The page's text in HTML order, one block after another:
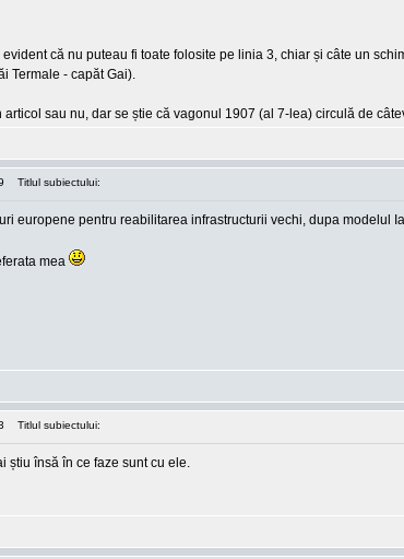
că nu puteau fi toate folosite pe linia 3, chiar și câte un
Termale - capăt Gai).
articol sau nu, dar se știe că vagonul 1907 (al 7-lea) circulă de
Titlul subiectului:
europene pentru reabilitarea infrastructurii vechi, dupa modelul
mea
Titlul subiectului:
știu însă în ce faze sunt cu ele.